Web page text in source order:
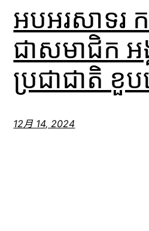
អបអរសាទរ
ជាសមាជិក អ
ប្រជាជាតិ ខួ
12月 14, 2024